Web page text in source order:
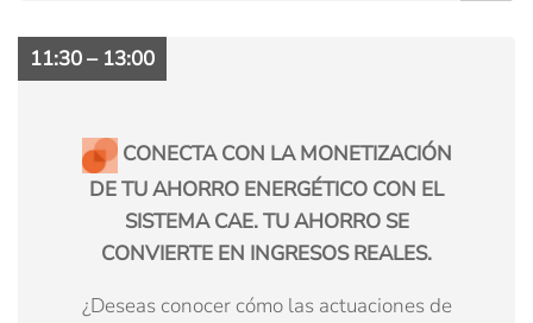
11:30 – 13:00
CONECTA CON LA MONETIZACIÓN
DE TU AHORRO ENERGÉTICO CON EL
SISTEMA CAE. TU AHORRO SE
CONVIERTE EN INGRESOS REALES.
¿Deseas conocer cómo las actuaciones de